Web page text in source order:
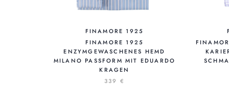
FINAMORE 1925
FINAMORE 1925
ENZYMGEWASCHENES HEMD
MILANO PASSFORM MIT EDUARDO
KRAGEN
339 €